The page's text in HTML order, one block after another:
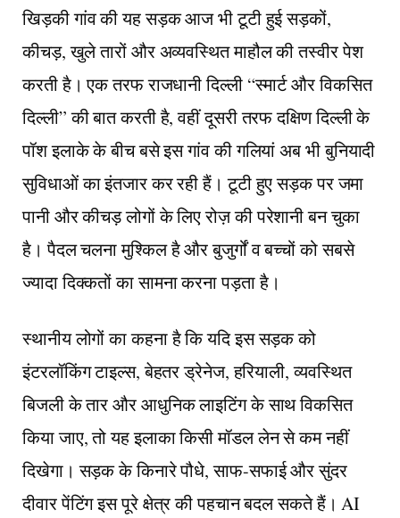
खिड़की गांव की यह सड़क आज भी टूटी हुई सड़कों,
कीचड़, खुले तारों और अव्यवस्थित माहौल की तस्वीर पेश
करती है। एक तरफ राजधानी दिल्ली “स्मार्ट और विकसित
दिल्ली” की बात करती है, वहीं दूसरी तरफ दक्षिण दिल्ली के
पॉश इलाके के बीच बसे इस गांव की गलियां अब भी बुनियादी
सुविधाओं का इंतजार कर रही हैं। टूटी हुए सड़क पर जमा
पानी और कीचड़ लोगों के लिए रोज़ की परेशानी बन चुका
है। पैदल चलना मुश्किल है और बुजुर्गों व बच्चों को सबसे
ज्यादा दिक्कतों का सामना करना पड़ता है।
स्थानीय लोगों का कहना है कि यदि इस सड़क को
इंटरलॉकिंग टाइल्स, बेहतर ड्रेनेज, हरियाली, व्यवस्थित
बिजली के तार और आधुनिक लाइटिंग के साथ विकसित
किया जाए, तो यह इलाका किसी मॉडल लेन से कम नहीं
दिखेगा। सड़क के किनारे पौधे, साफ-सफाई और सुंदर
दीवार पेंटिंग इस पूरे क्षेत्र की पहचान बदल सकते हैं। AI